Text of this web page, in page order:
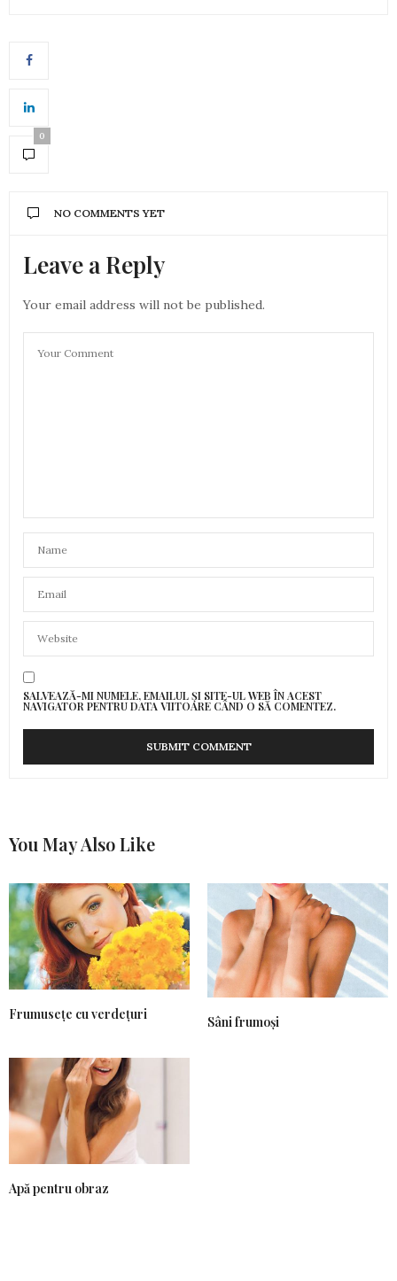
0
NO COMMENTS YET
Leave a Reply
Your email address will not be published.
SALVEAZĂ-MI NUMELE, EMAILUL ȘI SITE-UL WEB ÎN ACEST
NAVIGATOR PENTRU DATA VIITOARE CÂND O SĂ COMENTEZ.
You May Also Like
Frumusețe cu verdețuri Sâni frumoși
Apă pentru obraz